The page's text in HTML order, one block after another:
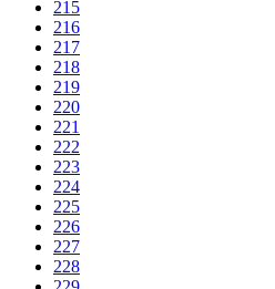
215
216
217
218
219
220
221
222
223
224
225
226
227
228